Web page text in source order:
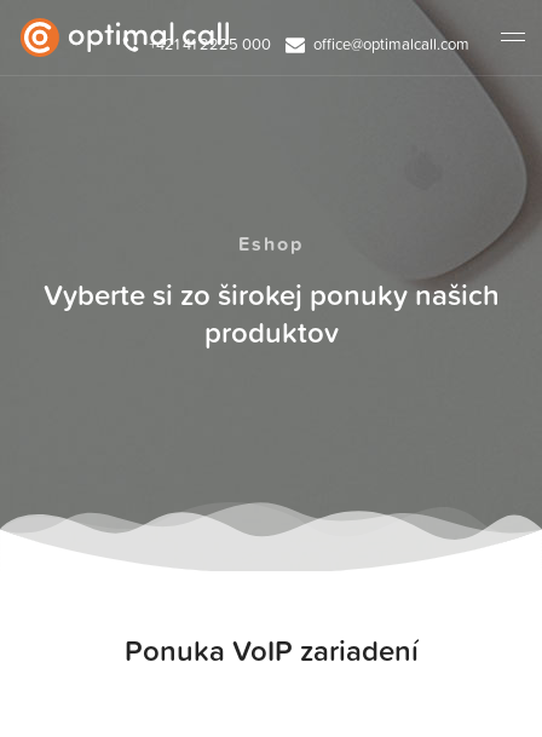
+421 41 2225 000 office@optimalcall.com
Eshop
Vyberte si zo širokej ponuky našich
produktov
Ponuka VoIP zariadení